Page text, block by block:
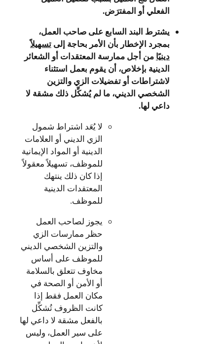
الفعلي أو المفترَض.
يشترط البند ا لسابع على صاحب العمل،
بمجرد الإخطار بأن الأمر بحاجة إلى تسهيلاً
دينيًا من أجل ممارسة المعتقدات أو الشعائر
الدينية بإخلاص، أن يقوم بعمل استثناء
لاشتراطات أو تفضيلات الزي والتزين
الشخصي الديني، ما لم يُشكِّل ذلك مشقة لا
داعي لها.
لا يُعَد اشتراط شمول
الزي الديني أو العلامات
الدينية أو المواد الإيمانية
للموظف، تسهيلاً معقولاً
إذا كان ذلك ينتهك
المعتقدات الدينية
للموظف.
يجوز لصاحب العمل
حظر ممارسات الزي
والتزين الشخصي الديني
للموظف على أساس
مخاوف تتعلق بالسلامة
أو الأمن أو الصحة في
مكان العمل فقط إذا
كانت الظروف تُشكِّل
بالفعل مشقة لا داعي لها
على سير العمل، وليس